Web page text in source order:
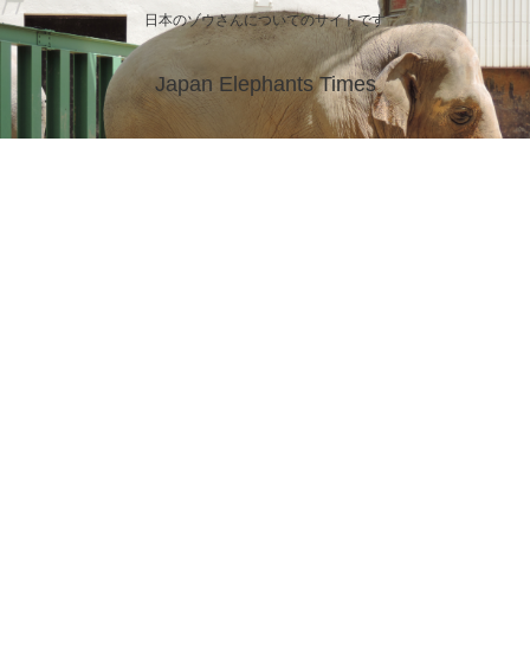
日本のゾウさんについてのサイトです
Japan Elephants Times